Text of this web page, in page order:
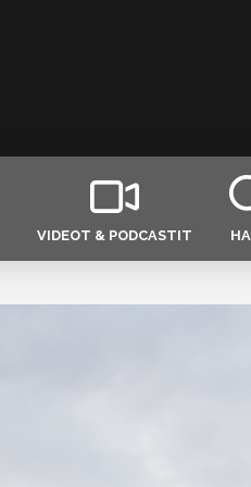
VIDEOT & PODCASTIT